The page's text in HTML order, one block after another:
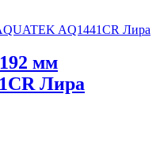
мм
Лира